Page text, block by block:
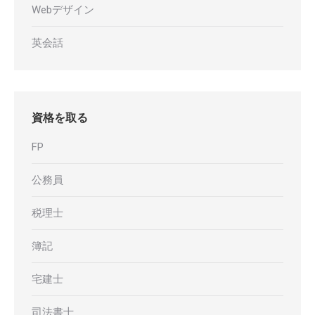
Webデザイン
英会話
資格を取る
FP
公務員
税理士
簿記
宅建士
司法書士